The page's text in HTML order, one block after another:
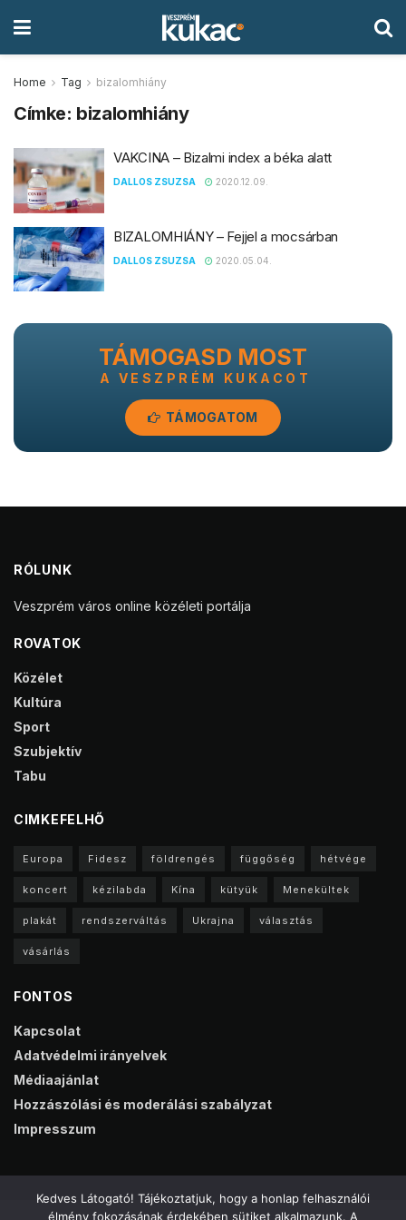
Home Tag bizalomhiány
Címke: bizalomhiány
VAKCINA – Bizalmi index a béka alatt
DALLOS ZSUZSA 2020.12.09.
BIZALOMHIÁNY – Fejjel a mocsárban
DALLOS ZSUZSA 2020.05.04.
TÁMOGASD MOST
A VESZPRÉM KUKACOT
TÁMOGATOM
RÓLUNK
Veszprém város online közéleti portálja
ROVATOK
Közélet
Kultúra
Sport
Szubjektív
Tabu
CIMKEFELHŐ
Europa Fidesz földrengés függőség hétvége
koncert kézilabda Kína kütyük Menekültek
plakát rendszerváltás Ukrajna választás
vásárlás
FONTOS
Kapcsolat
Adatvédelmi irányelvek
Médiaajánlat
Hozzászólási és moderálási szabályzat
Impresszum
Kedves Látogató! Tájékoztatjuk, hogy a honlap felhasználói
élmény fokozásának érdekében sütiket alkalmazunk. A